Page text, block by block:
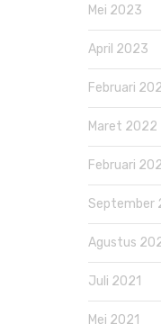
Mei 2023
April 2023
Februari
Maret 2022
Februari
September
Agustus
Juli 2021
Mei 2021